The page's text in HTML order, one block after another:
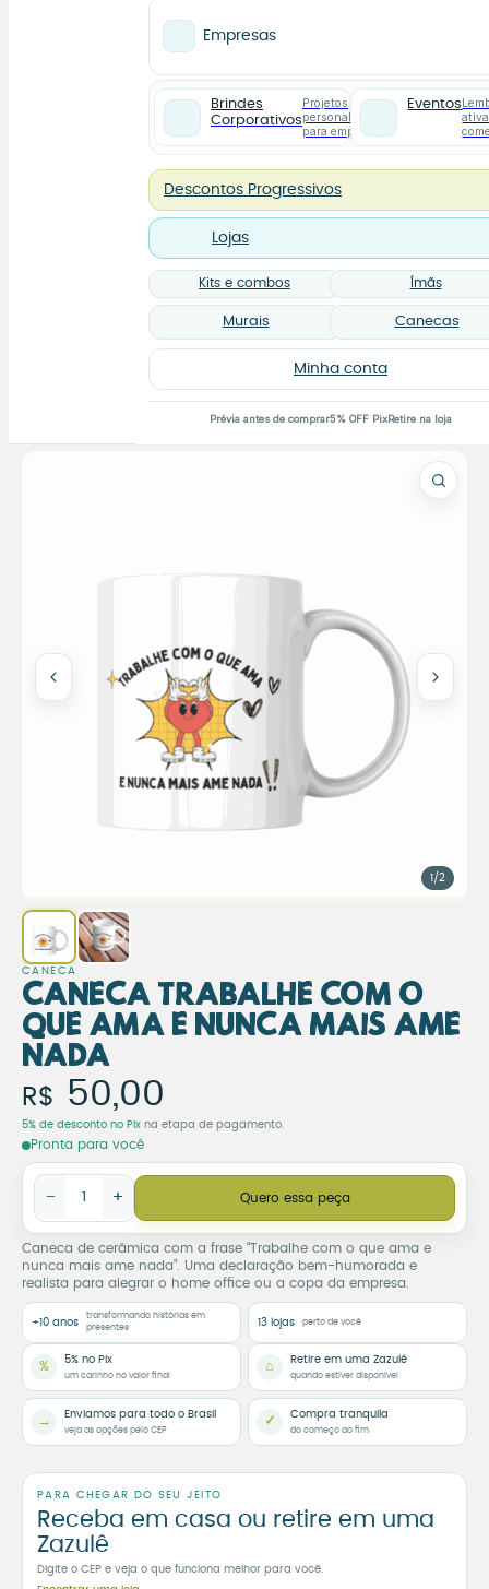
Empresas
Brindes
Corporativos
Projetos
personalizados
para empresas
Eventos
Descontos Progressivos
Lojas
Kits e combos Ímãs
Murais Canecas
Minha conta
Prévia antes de comprar5% OFF PixRetire na loja
1/2
CANECA
Caneca Trabalhe com o
Que Ama e Nunca Mais Ame
Nada
Caneca Trabalhe com o
R$ 50,00
5% de desconto no Pix na etapa de pagamento.
Pronta para você
Caneca de cerâmica com a frase “Trabalhe com o que ama e
nunca mais ame nada”. Uma declaração bem-humorada e
realista para alegrar o home office ou a copa da empresa.
Caneca Trabalhe com o Que Ama e Nunca Mais Ame Nada
− + Quero essa peça
+10 anos
transformando histórias em
presentes
13 lojas perto de você
% 5% no Pix
um carinho no valor final
⌂ Retire em uma Zazulê
quando estiver disponível
→ Enviamos para todo o Brasil
veja as opções pelo CEP
✓ Compra tranquila
do começo ao fim
PARA CHEGAR DO SEU JEITO
Receba em casa ou retire em uma
Zazulê
Digite o CEP e veja o que funciona melhor para você.